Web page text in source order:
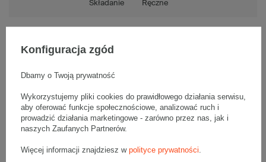
Składanie Ręczne
Komplet szarych kartonów klapowych - 20 szt.
Wymiary zewnętrzne: 400x400x350mm (długość x szerokość x
wysokość)
Opakowanie wykonane jest z tektury falistej 5-warstwowej, fala EB
Konfiguracja zgód
Dbamy o Twoją prywatność
Wykorzystujemy pliki cookies do prawidłowego działania serwisu,
aby oferować funkcje społecznościowe, analizować ruch i
prowadzić działania marketingowe - zarówno przez nas, jak i
naszych Zaufanych Partnerów.
Więcej informacji znajdziesz w polityce prywatności